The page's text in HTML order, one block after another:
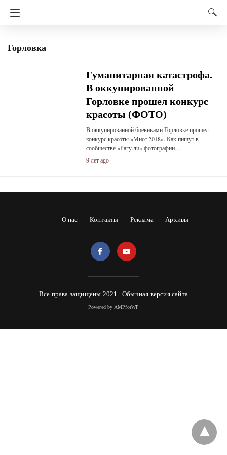
Горловка
Гуманитарная катастрофа.
В оккупированной
Горловке прошел конкурс
красоты (ФОТО)
В оккупированной боевиками Горловке прошел
конкурс красоты «Мисс 2018». Как пишут в
сообществе «Рагу.ли» фотографии…
9 лет ago
О нас Контакты Реклама Архивы
Все права защищены 2021 |Обычная версия сайта
Powered by AMPforWP